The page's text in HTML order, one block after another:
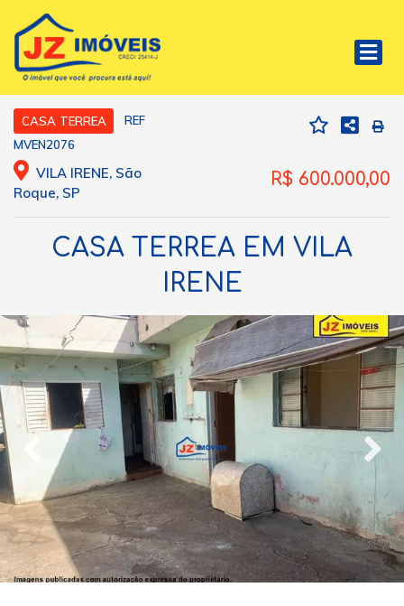
CASA TERREA
REF
MVEN2076
VILA IRENE, São
Roque, SP
R$ 600.000,00
CASA TERREA EM VILA
IRENE